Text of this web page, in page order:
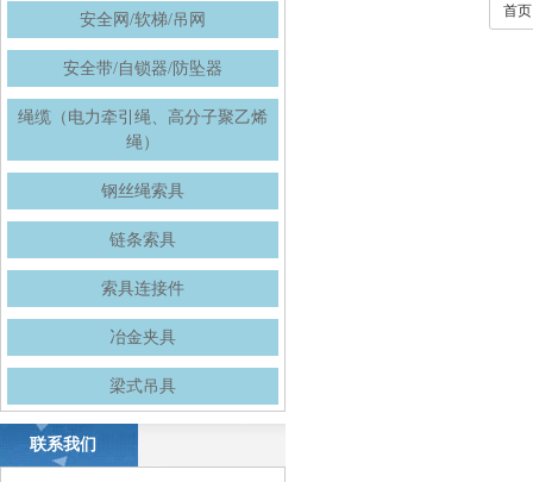
安全网/软梯/吊网
安全带/自锁器/防坠器
绳缆（电力牵引绳、高分子聚乙烯
绳）
钢丝绳索具
链条索具
索具连接件
冶金夹具
梁式吊具
联系我们
首页